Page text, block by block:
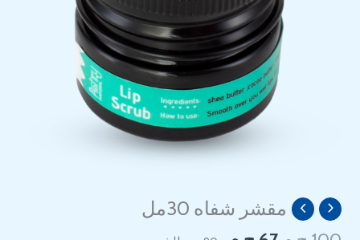
مقشر شفاه 30مل
السعر
الأصلي
السعر
كمية